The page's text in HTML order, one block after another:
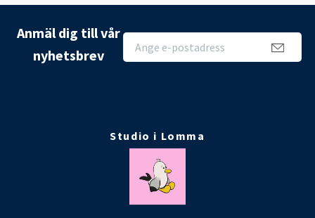
Anmäl dig till vår
nyhetsbrev
Studio i Lomma